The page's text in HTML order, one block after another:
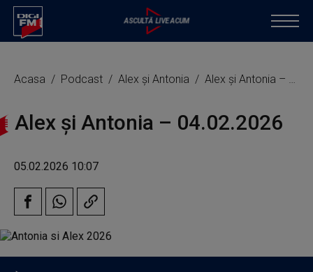
Acasa Podcast Alex și Antonia Alex și Antonia – 04.02.2026
Alex și Antonia – 04.02.2026
05.02.2026 10:07